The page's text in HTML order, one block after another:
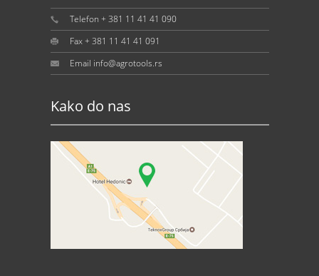
Telefon + 381 11 41 41 090
Fax + 381 11 41 41 091
Email info@agrotools.rs
Kako do nas